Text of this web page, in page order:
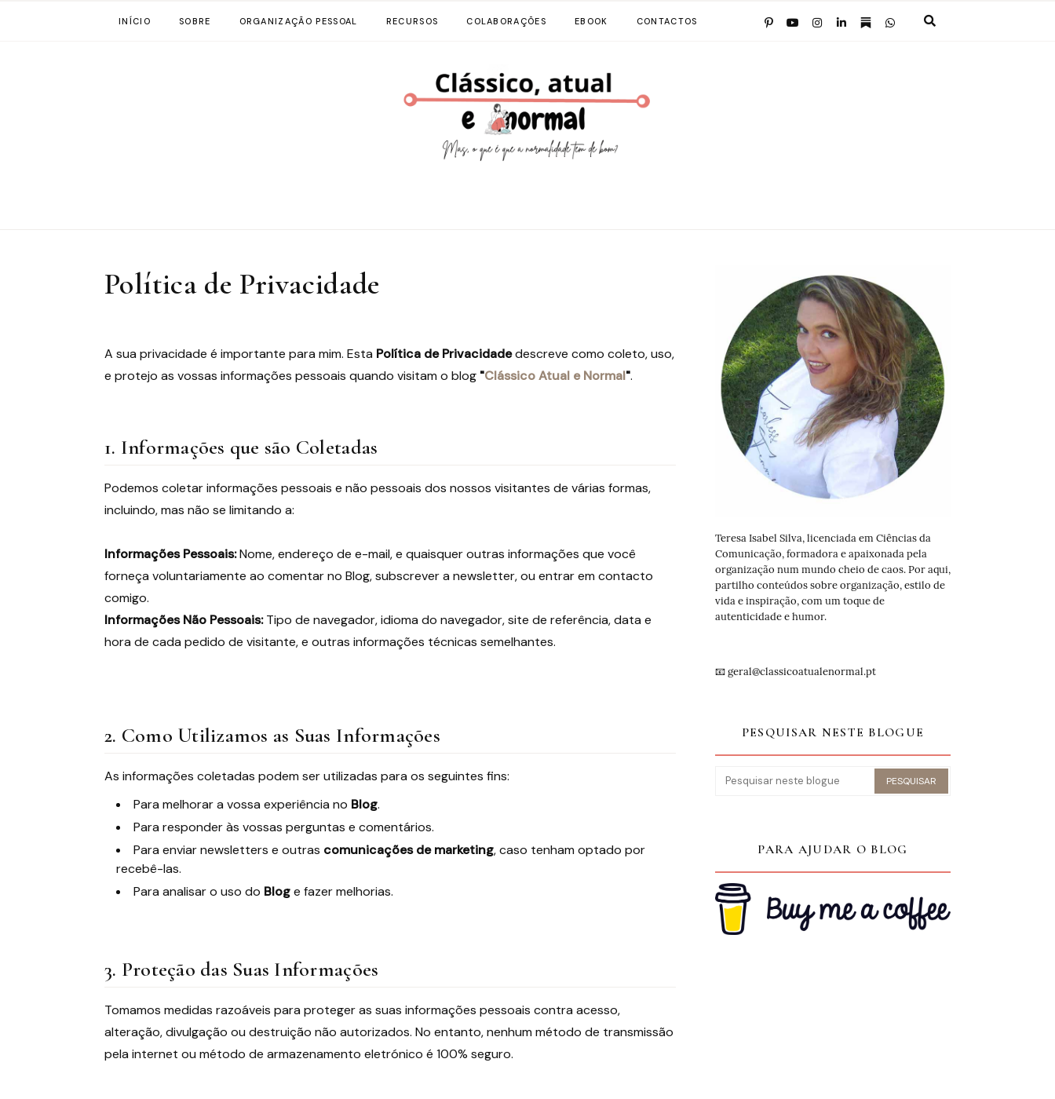
INÍCIO SOBRE ORGANIZAÇÃO PESSOAL RECURSOS COLABORAÇÕES EBOOK CONTACTOS
Política de Privacidade
A sua privacidade é importante para mim. Esta Política de Privacidadedescreve como coleto, uso,
e protejo as vossas informações pessoais quando visitam o blog "Clássico Atual e Normal".
1. Informações que são Coletadas
Podemos coletar informações pessoais e não pessoais dos nossos visitantes de várias formas,
incluindo, mas não se limitando a:
Informações Pessoais:Nome, endereço de e-mail, e quaisquer outras informações que você
forneça voluntariamente ao comentar no Blog, subscrever a newsletter, ou entrar em contacto
comigo.
Informações Não Pessoais:Tipo de navegador, idioma do navegador, site de referência, data e
hora de cada pedido de visitante, e outras informações técnicas semelhantes.
2. Como Utilizamos as Suas Informações
As informações coletadas podem ser utilizadas para os seguintes fins:
Para melhorar a vossa experiência no Blog.
Para responder às vossas perguntas e comentários.
Para enviar newsletters e outras comunicações de marketing, caso tenham optado por
recebê-las.
Para analisar o uso do Bloge fazer melhorias.
3. Proteção das Suas Informações
Tomamos medidas razoáveis para proteger as suas informações pessoais contra acesso,
alteração, divulgação ou destruição não autorizados. No entanto, nenhum método de transmissão
pela internet ou método de armazenamento eletrónico é 100% seguro.
Teresa Isabel Silva, licenciada em Ciências da
Comunicação, formadora e apaixonada pela
organização num mundo cheio de caos. Por aqui,
partilho conteúdos sobre organização, estilo de
vida e inspiração, com um toque de
autenticidade e humor.
📧 geral@classicoatualenormal.pt
PESQUISAR NESTE BLOGUE
PARA AJUDAR O BLOG